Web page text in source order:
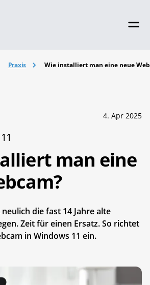
Praxis Wie installiert man eine neue
4. Apr 2025
man eine
die fast 14 Jahre alte
Zeit für einen Ersatz. So richtet
in Windows 11 ein.